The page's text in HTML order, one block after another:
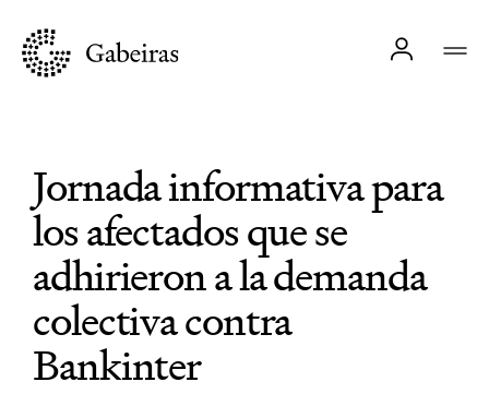
Jornada informativa para
los afectados que se
adhirieron a la demanda
colectiva contra
Bankinter